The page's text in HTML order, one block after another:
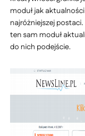
moduł jak
najróżniejszej
ten sam moduł
do nich podejście.